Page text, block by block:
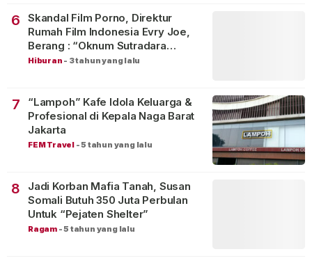
6
Skandal Film Porno, Direktur
Rumah Film Indonesia Evry Joe,
Berang : “Oknum Sutradara
Merusak Perfilman Indonesia”!
Hiburan - 3 tahun yang lalu
7
“Lampoh” Kafe Idola Keluarga &
Profesional di Kepala Naga Barat
Jakarta
FEM Travel -5 tahun yang lalu
8
Jadi Korban Mafia Tanah, Susan
Somali Butuh 350 Juta Perbulan
Untuk “Pejaten Shelter”
Ragam -5 tahun yang lalu